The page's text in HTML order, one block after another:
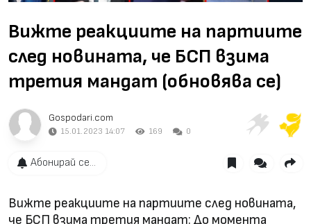
Video
Вижте реакциите на партиите
след новината, че БСП взима
третия мандат (обновява се)
Gospodari.com
15.01.2023 14:07 169 0
Абонирай се...
Вижте реакциите на партиите след новината,
че БСП взима третия мандат: До момента